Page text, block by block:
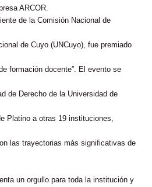
ARCOR.
de la Comisión Nacional de
de Cuyo (UNCuyo), fue premiado
formación docente”. El evento se
de Derecho de la Universidad de
Platino a otras 19 instituciones,
las trayectorias más significativas de
un orgullo para toda la institución y